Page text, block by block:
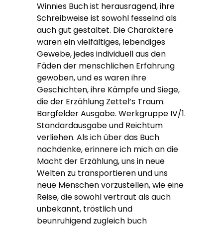
Winnies Buch ist herausragend, ihre
Schreibweise ist sowohl fesselnd als
auch gut gestaltet. Die Charaktere
waren ein vielfältiges, lebendiges
Gewebe, jedes individuell aus den
Fäden der menschlichen Erfahrung
gewoben, und es waren ihre
Geschichten, ihre Kämpfe und Siege,
die der Erzählung Zettel’s Traum.
Bargfelder Ausgabe. Werkgruppe IV/1.
Standardausgabe und Reichtum
verliehen. Als ich über das Buch
nachdenke, erinnere ich mich an die
Macht der Erzählung, uns in neue
Welten zu transportieren und uns
neue Menschen vorzustellen, wie eine
Reise, die sowohl vertraut als auch
unbekannt, tröstlich und
beunruhigend zugleich buch